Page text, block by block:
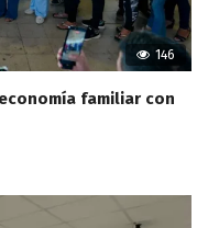
146
familiar con